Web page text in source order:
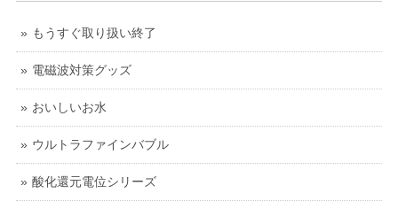
もうすぐ取り扱い終了
電磁波対策グッズ
おいしいお水
ウルトラファインバブル
酸化還元電位シリーズ